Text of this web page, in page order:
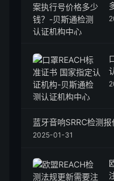
蓝牙音响SRRC检测报
2025-01-31